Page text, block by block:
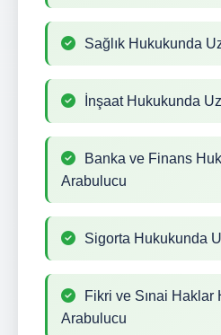
Sağlık Hukukunda
İnşaat Hukukunda
Banka ve Finans
Arabulucu
Sigorta Hukukunda
Fikri ve Sınai
Arabulucu